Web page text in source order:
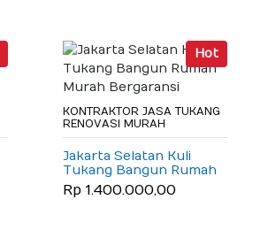
Hot
KONTRAKTOR JASA TUKANG
RENOVASI MURAH
Jakarta Selatan Kuli
Tukang Bangun Rumah
Murah Bergaransi
Rp 1.400.000,00